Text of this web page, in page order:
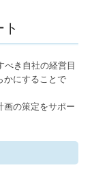
べき自社の経営目
かにすることで
画の策定をサポー